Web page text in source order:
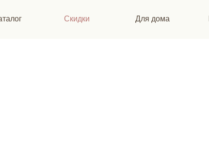
Скидки Для дома